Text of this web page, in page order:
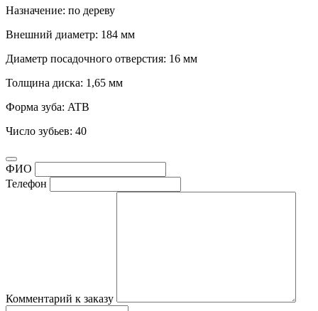
Назначение: по дереву
Внешний диаметр: 184 мм
Диаметр посадочного отверстия: 16 мм
Толщина диска: 1,65 мм
Форма зуба: ATB
Число зубьев: 40
ФИО
Телефон
Комментарий к заказу